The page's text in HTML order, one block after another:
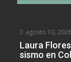
agosto 10, 2026
Laura
sismo en